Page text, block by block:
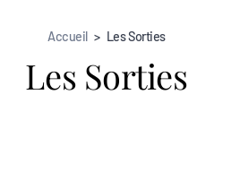
Accueil > Les Sorties
Les Sorties